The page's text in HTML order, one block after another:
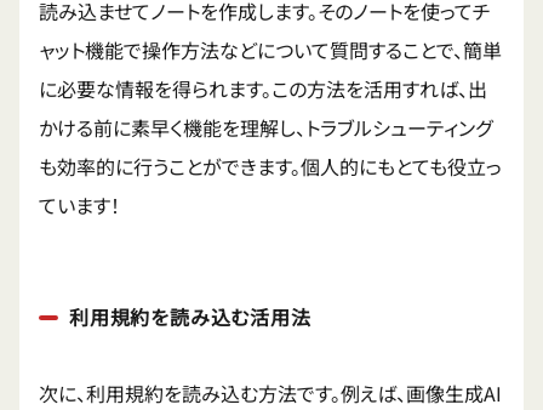
読み込ませてノートを作成します。そのノートを使ってチ
ャット機能で操作方法などについて質問することで、簡単
に必要な情報を得られます。この方法を活用すれば、出
かける前に素早く機能を理解し、トラブルシューティング
も効率的に行うことができます。個人的にもとても役立っ
ています！
利用規約を読み込む活用法
次に、利用規約を読み込む方法です。例えば、画像生成AI